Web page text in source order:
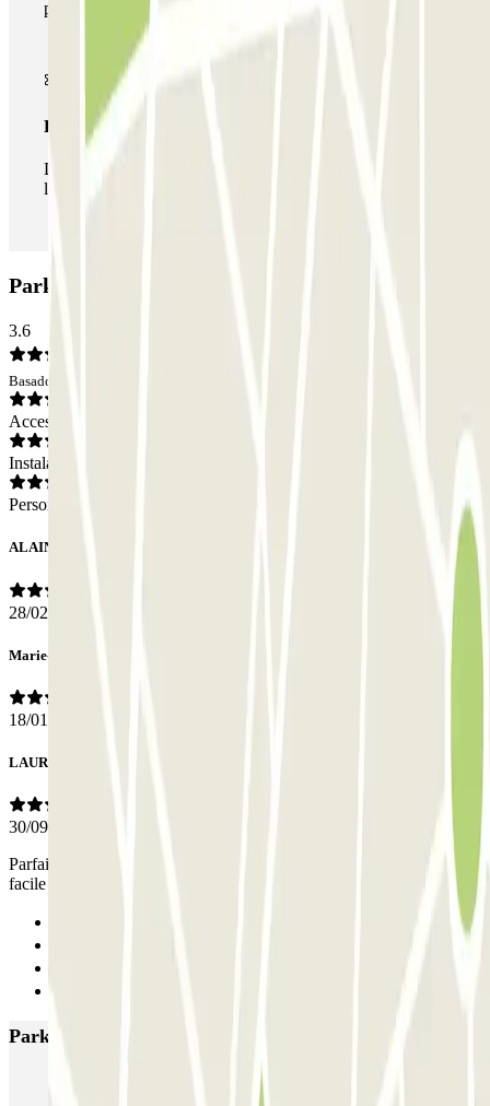
parkings de este operador disponibles en Parclick.
Pase ilimitado
Durante tu estancia podrás entrar y salir del parking todas
las veces que quieras.
Parking INDIGO Messier: Opiniones
3.6
Basado en 6 opiniones
Acceso
Instalaciones
Personal
ALAIN
28/02/2025
Marie-Ange
18/01/2025
LAURENT
30/09/2024
Parfait. Lecture plaque d'immatriculation nickel. Très propre. Place
facile d'accès. À recommander. Merci pour tout.
Parkings más valorados en Montrouge
INDIGO Henri Ginoux